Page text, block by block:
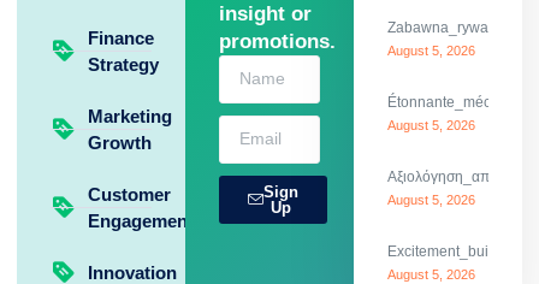
Finance
Strategy
Marketing
Growth
Customer
Engagement
Innovation
insight or
promotions.
Sign
Up
August 5, 2026
August 5, 2026
August 5, 2026
August 5, 2026